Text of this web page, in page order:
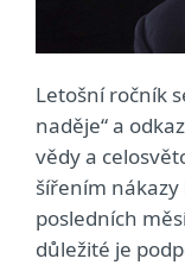
Letošní ročník
naděje“ a
vědy a
šířením
posledních
důležité je